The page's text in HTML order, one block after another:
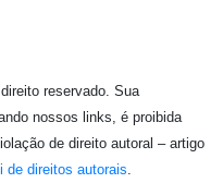
reservado. Sua
nossos links, é proibida
de direito autoral – artigo
de direitos autorais.